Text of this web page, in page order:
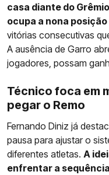
casa diante do
ocupa a nona
vitórias consecutivas
A ausência de Garro
jogadores, possam
Técnico foca em
pegar o Remo
Fernando Diniz já
pausa para ajustar o
diferentes atletas. A
enfrentar a